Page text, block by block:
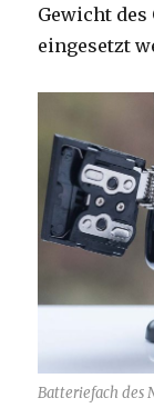
Gewicht des
eingesetzt
Batteriefach des